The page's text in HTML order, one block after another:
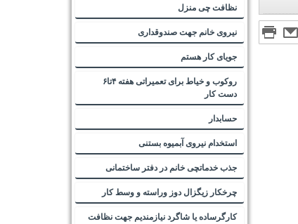
نظافت چی منزل
نیروی خانم جهت صندوقداری
جویای کار هستم
روکوب و خیاط برای تعمیراتی هفته ۴تا۶
دست کار
حسابدار
استخدام نیروی آبمیوه بستنی
جذب خدماتچی خانم در دفتر ساختمانی
چرخکار زیگزال دوز وراسته و وسط کار
کارگرساده یا شاگرد نیازمندیم جهت نظافت